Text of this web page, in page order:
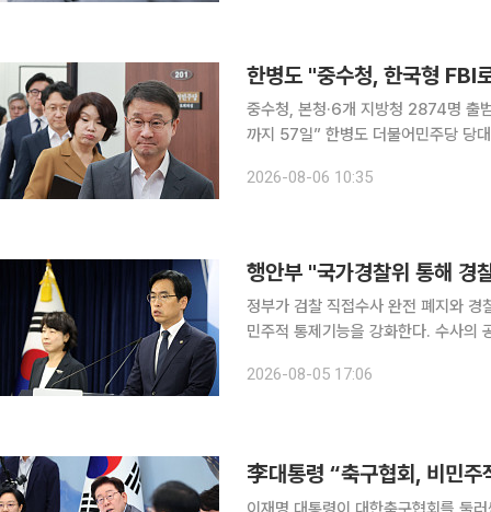
한병도 "중수청, 한국형 FBI
중수청, 본청·6개 지방청 2874명 출
까지 57일” 한병도 더불어민주당 당대표 직무대행 겸 원내대표가 중대범죄수사청(중수청)이 기존
인재 확보가 필요하다며 행정안전부
2026-08-06 10:35
행안부 "국가경찰위 통해 경
정부가 검찰 직접수사 완전 폐지와 경
민주적 통제기능을 강화한다. 수사의 공정성을 제고하
고유가 피해지원금 지급, 인공지능
2026-08-05 17:06
李대통령 “축구협회, 비민주